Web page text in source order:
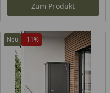
Zum Produkt
Neu -11%